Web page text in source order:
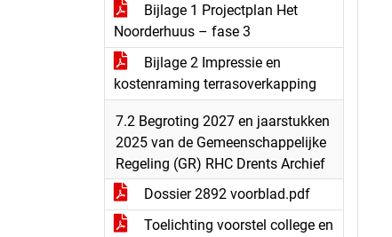
Bijlage 1 Projectplan Het
Noorderhuus – fase 3
Bijlage 2 Impressie en
kostenraming terrasoverkapping
7.2 Begroting 2027 en jaarstukken
2025 van de Gemeenschappelijke
Regeling (GR) RHC Drents Archief
Dossier 2892 voorblad.pdf
Toelichting voorstel college en